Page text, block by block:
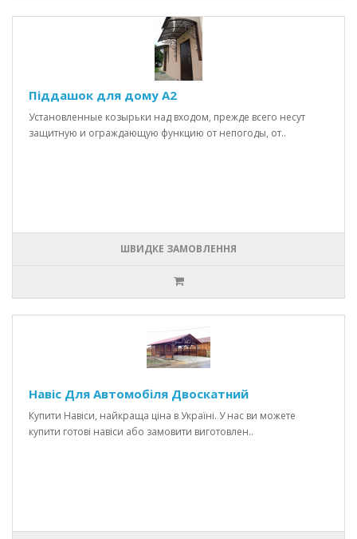
Піддашок для дому A2
Установленные козырьки над входом, прежде всего несут
защитную и ограждающую функцию от непогоды, от..
ШВИДКЕ ЗАМОВЛЕННЯ
Навіс Для Автомобіля Двоскатний
Купити Навіси, найкраща ціна в Україні. У нас ви можете
купити готові навіси або замовити виготовлен..